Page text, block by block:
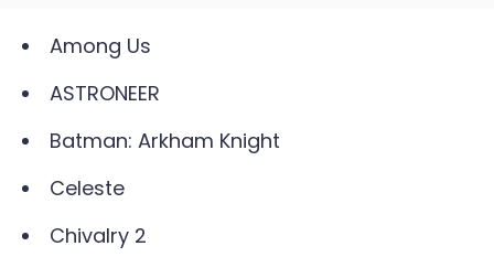
Among Us
ASTRONEER
Batman: Arkham Knight
Celeste
Chivalry 2